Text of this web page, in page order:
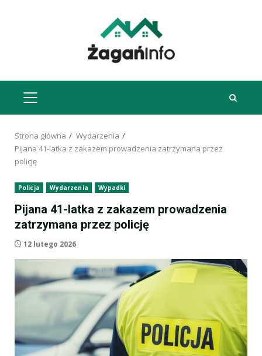
MENU
GŁÓWNE
Strona główna
Wydarzenia
Pijana 41-latka z zakazem prowadzenia zatrzymana przez
policję
Policja Wydarzenia Wypadki
Pijana 41-latka z zakazem prowadzenia
zatrzymana przez policję
12 lutego 2026